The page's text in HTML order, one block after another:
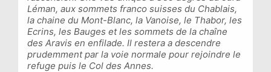
Léman, aux sommets franco suisses du Chablais,
la chaine du Mont-Blanc, la Vanoise, le Thabor, les
Ecrins, les Bauges et les sommets de la chaîne
des Aravis en enfilade. Il restera a descendre
prudemment par la voie normale pour rejoindre le
refuge puis le Col des Annes.